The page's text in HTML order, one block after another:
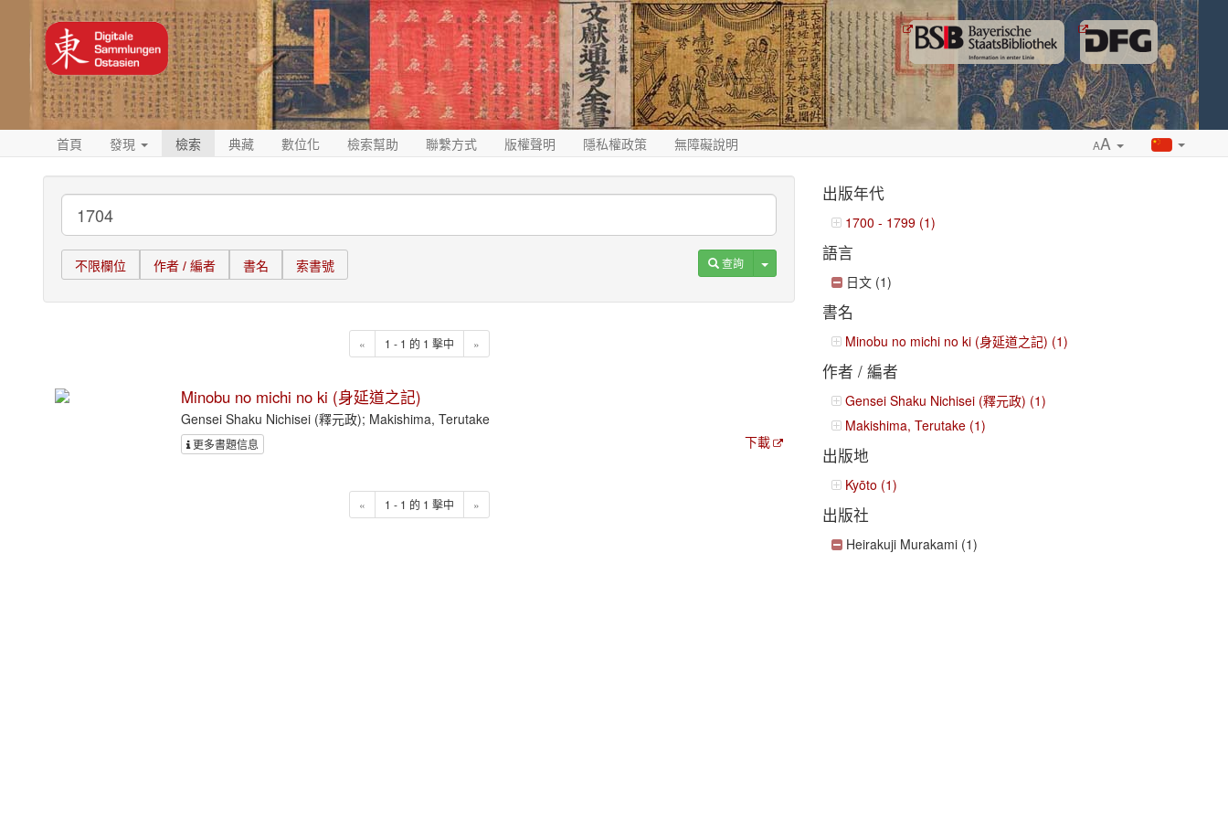
首頁 發現 檢索 典藏 數位化 檢索幫助 聯繫方式 版權聲明 隱私權政策 無障礙說明 AA
不限欄位 作者 / 編者 書名 索書號 查詢 Toggle Dropdown
« 1 - 1 的 1 擊中 »
Minobu no michi no ki (身延道之記)
Gensei Shaku Nichisei (釋元政); Makishima, Terutake
更多書題信息 下載
« 1 - 1 的 1 擊中 »
出版年代
1700 - 1799 (1)
語言
日文 (1)
書名
Minobu no michi no ki (身延道之記) (1)
作者 / 編者
Gensei Shaku Nichisei (釋元政) (1)
Makishima, Terutake (1)
出版地
Kyōto (1)
出版社
Heirakuji Murakami (1)